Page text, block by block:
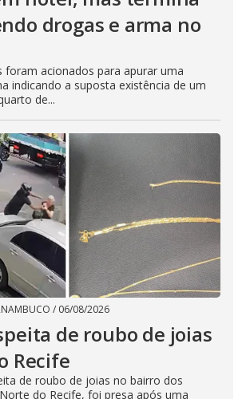
drogas e arma no
foram acionados para apurar uma
indicando a suposta existência de um
de...
/ 06/08/2026
de roubo de joias
Recife
de roubo de joias no bairro dos
do Recife, foi presa após uma